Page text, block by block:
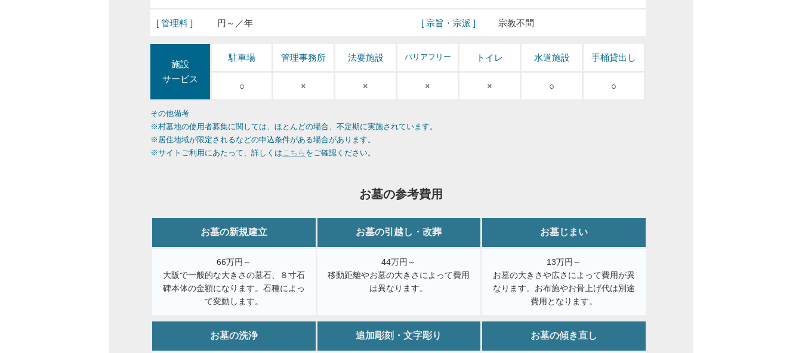
[ 管理料 ] 円～／年 [ 宗旨・宗派 ] 宗教不問
施設
サービス
駐車場 管理事務所 法要施設 バリアフリー トイレ 水道施設 手桶貸出し
○ × × × × ○ ○
その他備考
※村墓地の使用者募集に関しては、ほとんどの場合、不定期に実施されています。
※居住地域が限定されるなどの申込条件がある場合があります。
※サイトご利用にあたって、詳しくはこちら をご確認ください。
お墓の参考費用
お墓の新規建立
66万円～
大阪で一般的な大きさの墓石、８寸石
碑本体の金額になります。石種によっ
て変動します。
お墓の引越し・改葬
44万円～
移動距離やお墓の大きさによって費用
は異なります。
お墓じまい
13万円～
お墓の大きさや広さによって費用が異
なります。お布施やお骨上げ代は別途
費用となります。
お墓の洗浄 追加彫刻・文字彫り お墓の傾き直し